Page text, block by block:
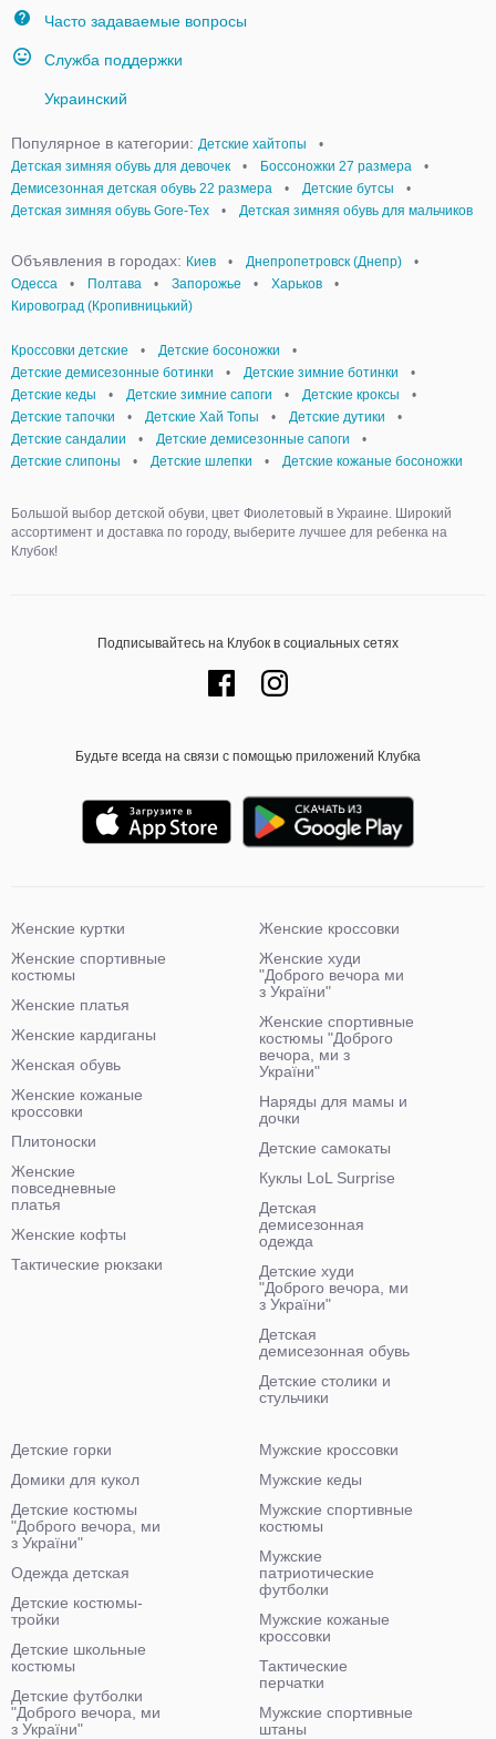
Часто задаваемые вопросы
Служба поддержки
Украинский
Популярное в категории: Детские хайтопы
•
Детская зимняя обувь для девочек
• Боссоножки 27 размера
•
Демисезонная детская обувь 22 размера
• Детские бутсы
•
Детская зимняя обувь Gore-Tex
• Детская зимняя обувь для мальчиков
Объявления в городах: Киев • Днепропетровск (Днепр)
•
Одесса
• Полтава • Запорожье • Харьков
•
Кировоград (Кропивницький)
Кроссовки детские • Детские босоножки
•
Детские демисезонные ботинки
• Детские зимние ботинки
•
Детские кеды
• Детские зимние сапоги • Детские кроксы
•
Детские тапочки
• Детские Хай Топы • Детские дутики
•
Детские сандалии
• Детские демисезонные сапоги
•
Детские слипоны
• Детские шлепки • Детские кожаные босоножки
Большой выбор детской обуви, цвет Фиолетовый в Украине. Широкий
ассортимент и доставка по городу, выберите лучшее для ребенка на
Клубок!
Подписывайтесь на Клубок в социальных сетях
Будьте всегда на связи с помощью приложений Клубка
Женские куртки
Женские спортивные
костюмы
Женские платья
Женские кардиганы
Женская обувь
Женские кожаные
кроссовки
Плитоноски
Женские
повседневные
платья
Женские кофты
Тактические рюкзаки
Женские кроссовки
Женские худи
"Доброго вечора ми
з України"
Женские спортивные
костюмы "Доброго
вечора, ми з
України"
Наряды для мамы и
дочки
Детские самокаты
Куклы LoL Surprise
Детская
демисезонная
одежда
Детские худи
"Доброго вечора, ми
з України"
Детская
демисезонная обувь
Детские столики и
стульчики
Детские горки
Домики для кукол
Детские костюмы
"Доброго вечора, ми
з України"
Одежда детская
Детские костюмы-
тройки
Детские школьные
костюмы
Детские футболки
"Доброго вечора, ми
з України"
Мужские кроссовки
Мужские кеды
Мужские спортивные
костюмы
Мужские
патриотические
футболки
Мужские кожаные
кроссовки
Тактические
перчатки
Мужские спортивные
штаны